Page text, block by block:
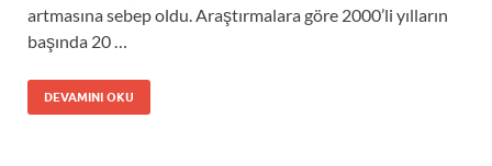
artmasına sebep oldu. Araştırmalara göre 2000’li yılların
başında 20 …
DEVAMINI OKU